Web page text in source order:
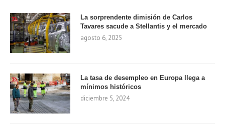
La sorprendente dimisión de Carlos
Tavares sacude a Stellantis y el mercado
agosto 6, 2025
La tasa de desempleo en Europa llega a
mínimos históricos
diciembre 5, 2024